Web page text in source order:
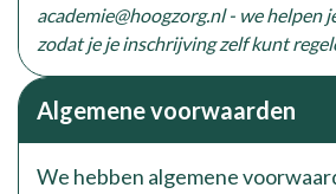
academie@hoogzorg.nl - we helpen
zodat je je inschrijving zelf kunt
Algemene voorwaarden
We hebben algemene